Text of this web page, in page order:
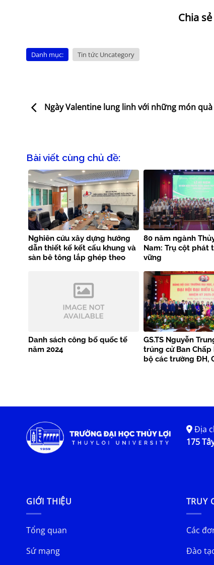
Danh mục: Tin tức Uncategory
Ngày Valentine lung linh với những món
Bài viết cùng chủ đề:
Nghiên cứu xây dựng hướng
dẫn thiết kế kết cấu khung và
sàn bê tông lắp ghép theo
80 năm ngành
Nam: Trụ cột phát
vững
Danh sách công bố quốc tế
năm 2024
GS.TS Nguyễn
trúng cử Ban
bộ các trường ĐH,
Địa
175
GIỚI THIỆU
Tổng quan
Sứ mạng
TRUY
Các
Đào